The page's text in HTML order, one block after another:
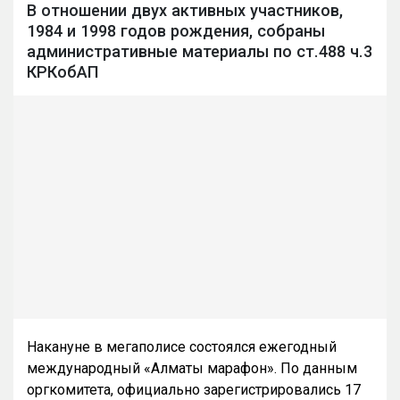
В отношении двух активных участников,
1984 и 1998 годов рождения, собраны
административные материалы по ст.488 ч.3
КРКобАП
Накануне в мегаполисе состоялся ежегодный
международный «Алматы марафон». По данным
оргкомитета, официально зарегистрировались 17